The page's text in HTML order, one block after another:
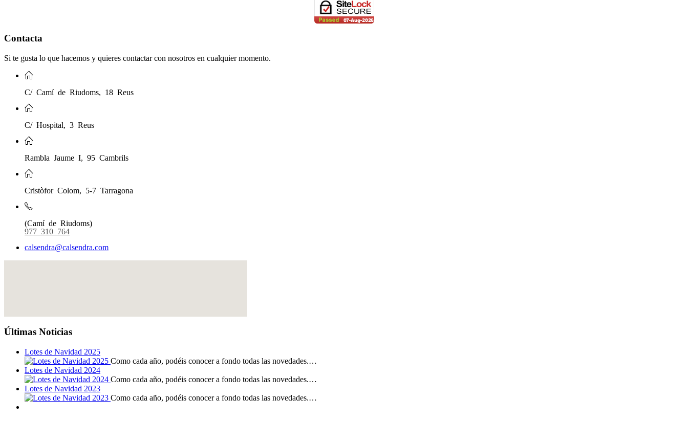
Contacta
Si te gusta lo que hacemos y quieres contactar con nosotros en cualquier momento.
C/ Camí de Riudoms, 18 Reus
C/ Hospital, 3 Reus
Rambla Jaume I, 95 Cambrils
Cristòfor Colom, 5-7 Tarragona
(Camí de Riudoms)
977 310 764
calsendra@calsendra.com
Últimas Noticias
Lotes de Navidad 2025
Como cada año, podéis conocer a fondo todas las novedades.…
Lotes de Navidad 2024
Como cada año, podéis conocer a fondo todas las novedades.…
Lotes de Navidad 2023
Como cada año, podéis conocer a fondo todas las novedades.…